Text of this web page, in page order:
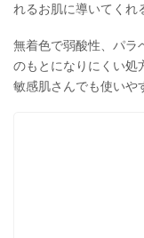
れるお肌に導いてくれ
無着色で弱酸性、パラ
のもとになりにくい処
敏感肌さんでも使いや